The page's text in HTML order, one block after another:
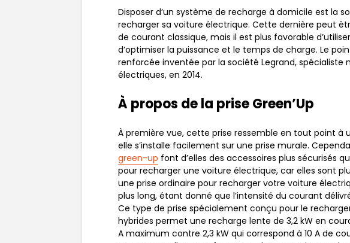
Disposer d’un système de recharge à domicile est la
recharger sa voiture électrique. Cette dernière peut
de courant classique, mais il est plus favorable
d’optimiser la puissance et le temps de charge. Le
renforcée inventée par la société Legrand, spécialiste
électriques, en 2014.
À propos de la prise Green’Up
À première vue, cette prise ressemble en tout point à
elle s’installe facilement sur une prise murale.
green-up font d’elles des accessoires plus sécurisés
pour recharger une voiture électrique, car elles sont
une prise ordinaire pour recharger votre voiture
plus long, étant donné que l’intensité du courant
Ce type de prise spécialement conçu pour le
hybrides permet une recharge lente de 3,2 kW en
A maximum contre 2,3 kW qui correspond à 10 A de